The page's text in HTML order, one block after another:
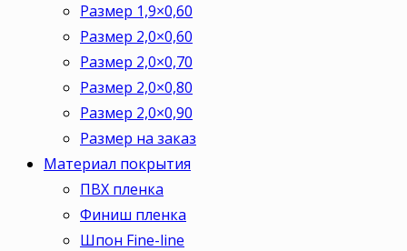
Размер 1,9×0,60
Размер 2,0×0,60
Размер 2,0×0,70
Размер 2,0×0,80
Размер 2,0×0,90
Размер на заказ
Материал покрытия
ПВХ пленка
Финиш пленка
Шпон Fine-line